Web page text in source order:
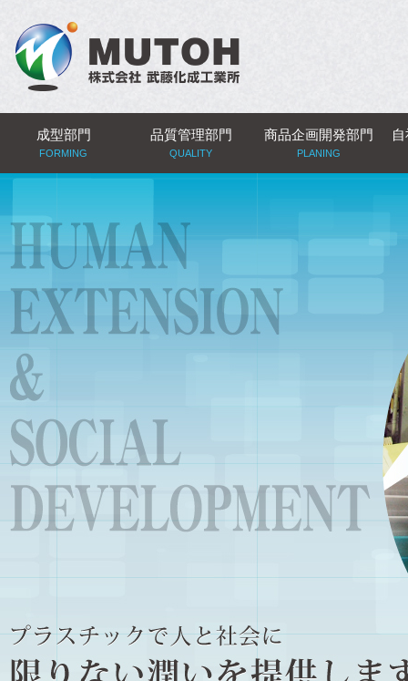
成型部門
FORMING
品質管理部門
QUALITY
商品企画開発部門
PLANING